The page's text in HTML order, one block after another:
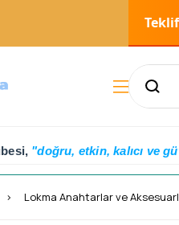
"doğru, etkin, kalıcı ve
Lokma Anahtarlar ve